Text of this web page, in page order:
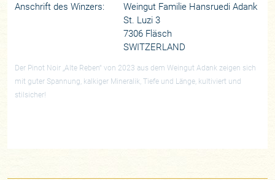
Anschrift des Winzers:
Weingut Familie Hansruedi Adank
St. Luzi 3
7306 Fläsch
SWITZERLAND
Der Pinot Noir „Alte Reben“ von 2023 aus dem Weingut Adank zeigen sich
mit guter Spannung, kalkiger Mineralik, Tiefe und Länge, kultiviert und
stilsicher!